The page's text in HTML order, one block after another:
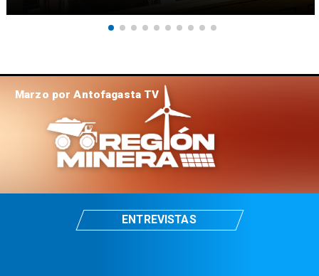
Marzo por Antofagasta TV
ENTREVISTAS